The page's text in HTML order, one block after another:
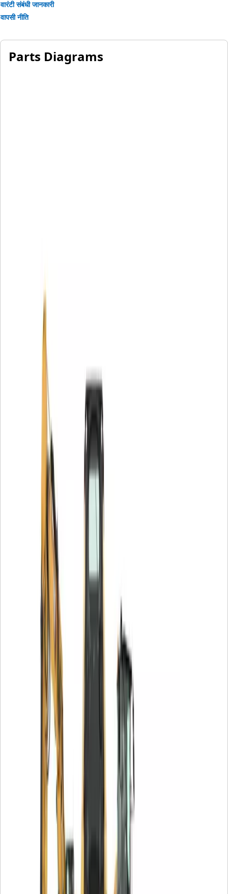
वारंटी संबंधी जानकारी
वापसी नीति
Parts Diagrams